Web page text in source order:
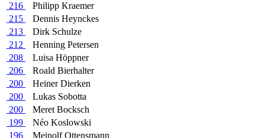
216
Philipp Kraemer
215
Dennis Heynckes
213
Dirk Schulze
212
Henning Petersen
208
Luisa Höppner
206
Roald Bierhalter
200
Heiner Dierken
200
Lukas Sobotta
200
Meret Bocksch
199
Néo Koslowski
196
Meinolf Ottensmann